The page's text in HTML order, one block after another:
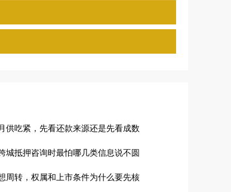
供吃紧，先看还款来源还是先看成数
城抵押咨询时最怕哪几类信息说不圆
周转，权属和上市条件为什么要先核